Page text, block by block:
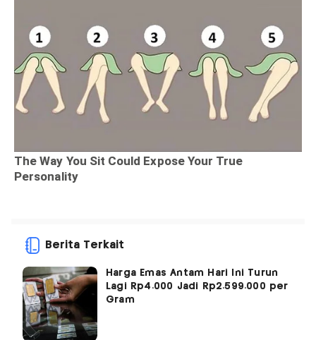
Berita Terkait
Harga Emas Antam Hari Ini Turun
Lagi Rp4.000 Jadi Rp2.599.000 per
Gram